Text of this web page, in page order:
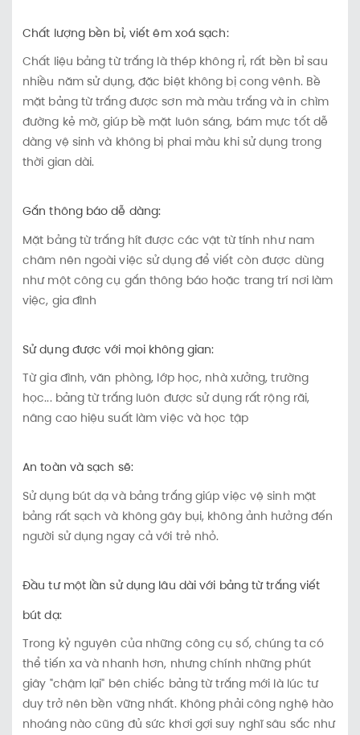
Chất lượng bền bỉ, viết êm xoá sạch:
Chất liệu bảng từ trắng là thép không rỉ, rất bền bỉ sau
nhiều năm sử dụng, đặc biệt không bị cong vênh. Bề
mặt bảng từ trắng được sơn mà màu trắng và in chìm
đường kẻ mờ, giúp bề mặt luôn sáng, bám mực tốt dễ
dàng vệ sinh và không bị phai màu khi sử dụng trong
thời gian dài.
Gắn thông báo dễ dàng:
Mặt bảng từ trắng hít được các vật từ tính như nam
châm nên ngoài việc sử dụng để viết còn được dùng
như một công cụ gắn thông báo hoặc trang trí nơi làm
việc, gia đình
Sử dụng được với mọi không gian:
Từ gia đình, văn phòng, lớp học, nhà xưởng, trường
học... bảng từ trắng luôn được sử dụng rất rộng rãi,
nâng cao hiệu suất làm việc và học tập
An toàn và sạch sẽ:
Sử dụng bút dạ và bảng trắng giúp việc vệ sinh mặt
bảng rất sạch và không gây bụi, không ảnh hưởng đến
người sử dụng ngay cả với trẻ nhỏ.
Đầu tư một lần sử dụng lâu dài với bảng từ trắng viết
bút dạ:
Trong kỷ nguyên của những công cụ số, chúng ta có
thể tiến xa và nhanh hơn, nhưng chính những phút
giây "chậm lại" bên chiếc bảng từ trắng mới là lúc tư
duy trở nên bền vững nhất. Không phải công nghệ hào
nhoáng nào cũng đủ sức khơi gợi suy nghĩ sâu sắc như